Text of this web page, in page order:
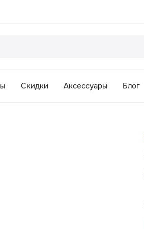
Скидки Аксессуары Блог